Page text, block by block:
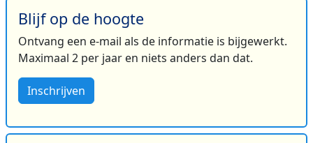
Blijf op de hoogte
Ontvang een e-mail als de informatie is bijgewerkt.
Maximaal 2 per jaar en niets anders dan dat.
Inschrijven